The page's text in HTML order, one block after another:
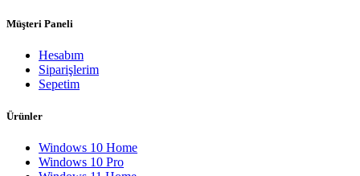
Müşteri Paneli
Hesabım
Siparişlerim
Sepetim
Ürünler
Windows 10 Home
Windows 10 Pro